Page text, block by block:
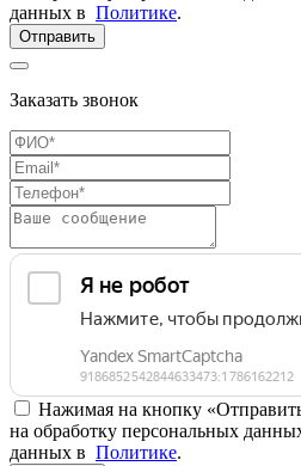
данных в Политике.
Отправить
Заказать звонок
Нажимая на кнопку
на обработку персональных
данных в Политике.